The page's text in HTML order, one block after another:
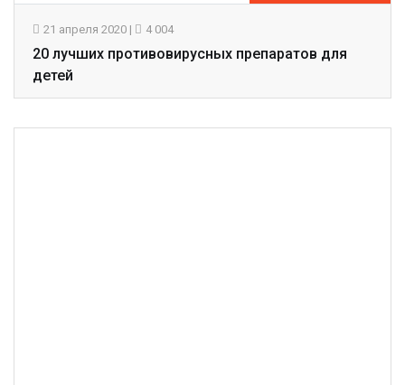
21 апреля 2020 | 4 004
20 лучших противовирусных препаратов для
детей